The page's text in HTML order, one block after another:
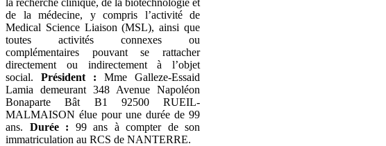
de la médecine, y compris l’activité de
Medical Science Liaison (MSL), ainsi que
toutes activités connexes ou
complémentaires pouvant se rattacher
directement ou indirectement à l’objet
social. Président : Mme Galleze-Essaid
Lamia demeurant 348 Avenue Napoléon
Bonaparte Bât B1 92500 RUEIL-
MALMAISON élue pour une durée de 99
ans. Durée : 99 ans à compter de son
immatriculation au RCS de NANTERRE.